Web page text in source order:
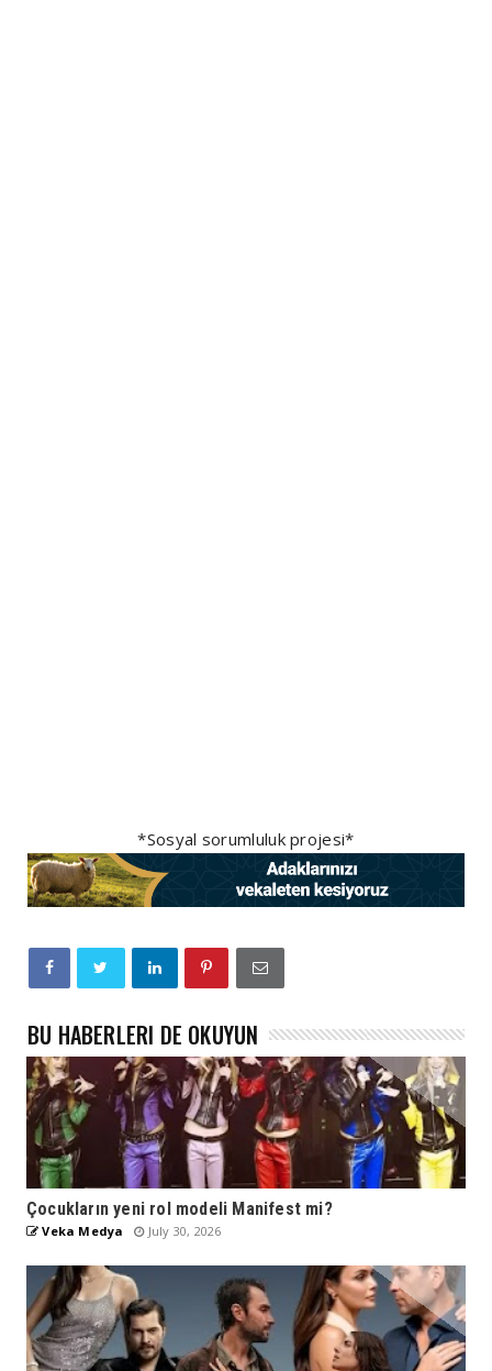
*Sosyal sorumluluk projesi*
BU HABERLERI DE OKUYUN
Çocukların yeni rol modeli Manifest mi?
Veka Medya July 30, 2026